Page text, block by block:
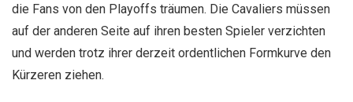
die Fans von den Playoffs träumen. Die Cavaliers müssen
auf der anderen Seite auf ihren besten Spieler verzichten
und werden trotz ihrer derzeit ordentlichen Formkurve den
Kürzeren ziehen.